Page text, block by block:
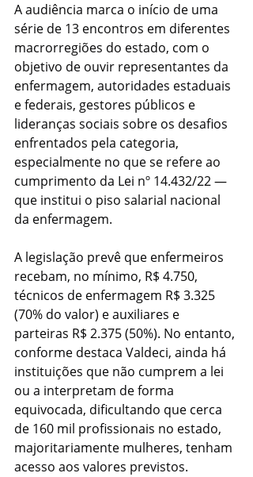
A audiência marca o início de uma
série de 13 encontros em diferentes
macrorregiões do estado, com o
objetivo de ouvir representantes da
enfermagem, autoridades estaduais
e federais, gestores públicos e
lideranças sociais sobre os desafios
enfrentados pela categoria,
especialmente no que se refere ao
cumprimento da Lei nº 14.432/22 —
que institui o piso salarial nacional
da enfermagem.
A legislação prevê que enfermeiros
recebam, no mínimo, R$ 4.750,
técnicos de enfermagem R$ 3.325
(70% do valor) e auxiliares e
parteiras R$ 2.375 (50%). No entanto,
conforme destaca Valdeci, ainda há
instituições que não cumprem a lei
ou a interpretam de forma
equivocada, dificultando que cerca
de 160 mil profissionais no estado,
majoritariamente mulheres, tenham
acesso aos valores previstos.